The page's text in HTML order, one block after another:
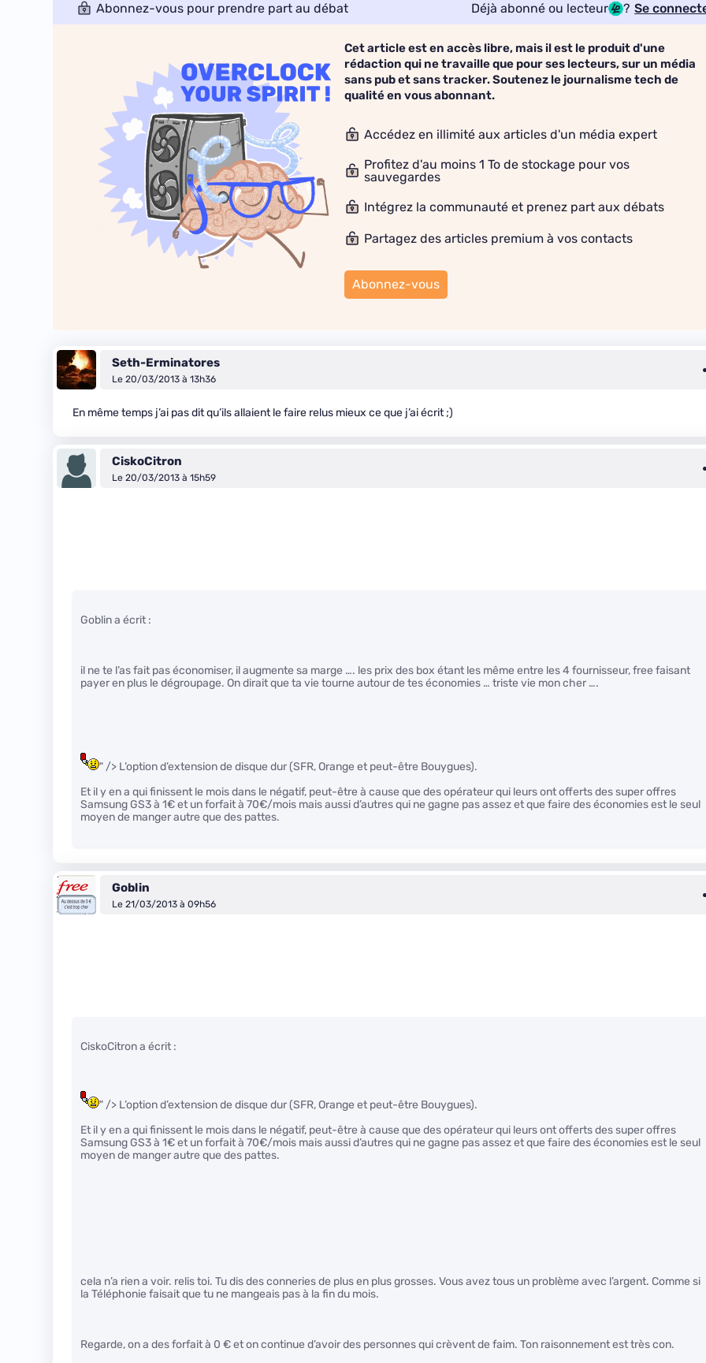
Abonnez-vous pour prendre part au débat Déjà abonné ou lecteur ? Se
Cet article est en accès libre, mais il est le produit d'une
rédaction qui ne travaille que pour ses lecteurs, sur un média
sans pub et sans tracker. Soutenez le journalisme tech de
qualité en vous abonnant.
Accédez en illimité aux articles d'un média expert
Profitez d'au moins 1 To de stockage pour vos
sauvegardes
Intégrez la communauté et prenez part aux débats
Partagez des articles premium à vos contacts
Abonnez-vous
Seth-Erminatores
Le 20/03/2013 à 13h36
En même temps j’ai pas dit qu’ils allaient le faire relus mieux ce que j’ai écrit ;)
CiskoCitron
Le 20/03/2013 à 15h59
Goblin a écrit :
il ne te l’as fait pas économiser, il augmente sa marge …. les prix des box étant les même entre les 4 fournisseur, free faisant
payer en plus le dégroupage. On dirait que ta vie tourne autour de tes économies … triste vie mon cher ….
" /> L’option d’extension de disque dur (SFR, Orange et peut-être Bouygues).
Et il y en a qui finissent le mois dans le négatif, peut-être à cause que des opérateur qui leurs ont offerts des super offres
Samsung GS3 à 1€ et un forfait à 70€/mois mais aussi d’autres qui ne gagne pas assez et que faire des économies est le seul
moyen de manger autre que des pattes.
Goblin
Le 21/03/2013 à 09h56
CiskoCitron a écrit :
" /> L’option d’extension de disque dur (SFR, Orange et peut-être Bouygues).
Et il y en a qui finissent le mois dans le négatif, peut-être à cause que des opérateur qui leurs ont offerts des super offres
Samsung GS3 à 1€ et un forfait à 70€/mois mais aussi d’autres qui ne gagne pas assez et que faire des économies est le seul
moyen de manger autre que des pattes.
cela n’a rien a voir. relis toi. Tu dis des conneries de plus en plus grosses. Vous avez tous un problème avec l’argent. Comme si
la Téléphonie faisait que tu ne mangeais pas à la fin du mois.
Regarde, on a des forfait à 0 € et on continue d’avoir des personnes qui crèvent de faim. Ton raisonnement est très con.